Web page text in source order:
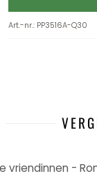
Art.-nr.: PP3516A-Q30
vriendinnen -